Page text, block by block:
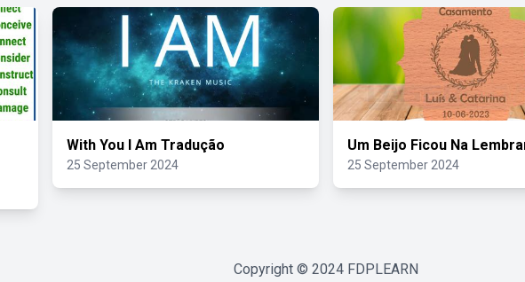
With You I Am Tradução
25 September 2024
Um Beijo Ficou Na
25 September 2024
Copyright © 2024 FDPLEARN